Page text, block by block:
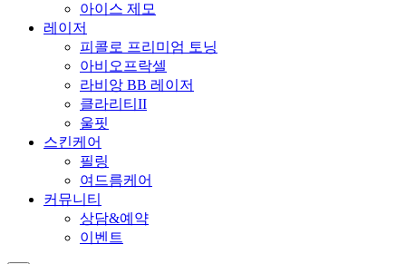
아이스 제모
레이저
피콜로 프리미엄 토닝
아비오프락셀
라비앙 BB 레이저
클라리티II
울핏
스킨케어
필링
여드름케어
커뮤니티
상담&예약
이벤트